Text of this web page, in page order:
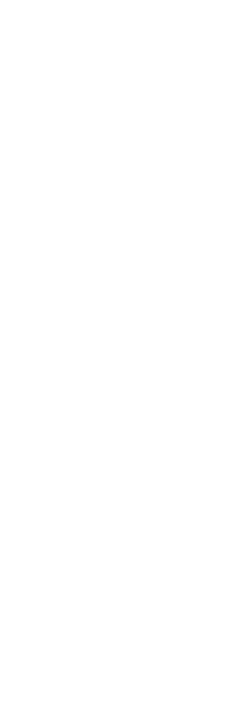
patrí recepcia (prihlásenie je možné od
k dispozícii zadarmo. Izbový servis je za
angličtina.
sa postará detské ihrisko.
alebo terasou, internetom (zadarmo),
balkónom alebo terasou, internetom